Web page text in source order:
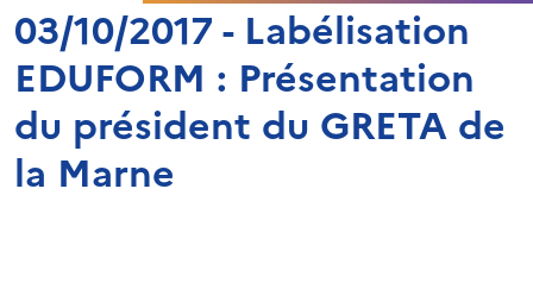
03/10/2017 - Labélisation
EDUFORM : Présentation
du président du GRETA de
la Marne